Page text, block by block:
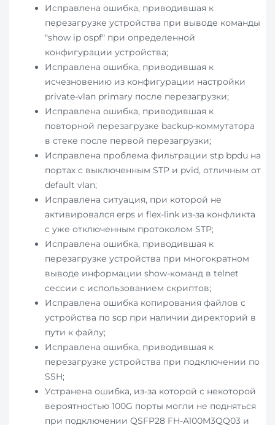
Исправлена ошибка, приводившая к
перезагрузке устройства при выводе команды
"show ip ospf" при определенной
конфигурации устройства;
Исправлена ошибка, приводившая к
исчезновению из конфигурации настройки
private-vlan primary после перезагрузки;
Исправлена ошибка, приводившая к
повторной перезагрузке backup-коммутатора
в стеке после первой перезагрузки;
Исправлена проблема фильтрации stp bpdu на
портах с выключенным STP и pvid, отличным от
default vlan;
Исправлена ситуация, при которой не
активировался erps и flex-link из-за конфликта
с уже отключенным протоколом STP;
Исправлена ошибка, приводившая к
перезагрузке устройства при многократном
выводе информации show-команд в telnet
сессии с использованием скриптов;
Исправлена ошибка копирования файлов с
устройства по scp при наличии директорий в
пути к файлу;
Исправлена ошибка, приводившая к
перезагрузке устройства при подключении по
SSH;
Устранена ошибка, из-за которой с некоторой
вероятностью 100G порты могли не подняться
при подключении QSFP28 FH-A100M3QQ03 и